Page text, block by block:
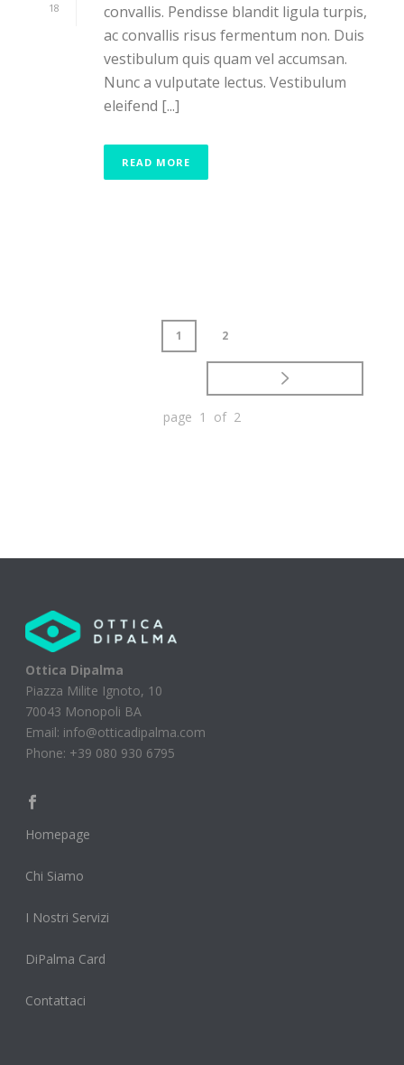
18
convallis. Pendisse blandit ligula turpis,
ac convallis risus fermentum non. Duis
vestibulum quis quam vel accumsan.
Nunc a vulputate lectus. Vestibulum
eleifend [...]
READ MORE
1 2
page 1 of 2
Ottica Dipalma
Piazza Milite Ignoto, 10
70043 Monopoli BA
Email: info@otticadipalma.com
Phone: +39 080 930 6795
Homepage
Chi Siamo
I Nostri Servizi
DiPalma Card
Contattaci